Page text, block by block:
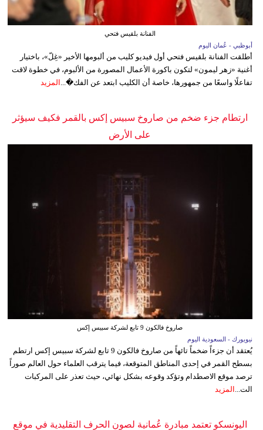
الفنانة بلقيس فتحي
أبوظبي - عُمان اليوم
أطلقت الفنانة بلقيس فتحي أول فيديو كليب من ألبومها الأخير «غِلّ»، باختيار
أغنية «زهر ليمون» لتكون باكورة الأعمال المصورة من الألبوم، في خطوة لاقت
تفاعلًا واسعًا من جمهورها، خاصة أن الكليب ابتعد عن الفك�... المزيد
ارتطام جزء ضخم من صاروخ سبيس إكس بالقمر فكيف سيؤثر
على الأرض
صاروخ فالكون 9 تابع لشركة سبيس إكس
نيويورك - السعودية اليوم
يُعتقد أن جزءاً ضخماً تائهاً من صاروخ فالكون 9 تابع لشركة سبيس إكس ارتطم
بسطح القمر في إحدى المناطق المتوقعة، فيما يترقب العلماء حول العالم صوراً
ترصد موقع الاصطدام وتؤكد وقوعه بشكل نهائي، حيث تعذر على المركبات
الت...
المزيد
اليونسكو تعتمد مبادرة عُمانية لصون الحرف التقليدية في موقع